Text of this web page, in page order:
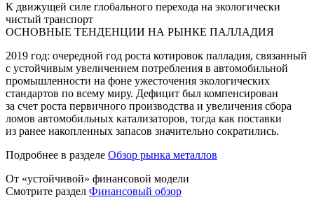
К движущей силе глобального перехода на экологически
чистый транспорт
ОСНОВНЫЕ ТЕНДЕНЦИИ НА РЫНКЕ ПАЛЛАДИЯ
2019 год: очередной год роста котировок палладия, связанный
с устойчивым увеличением потребления в автомобильной
промышленности на фоне ужесточения экологических
стандартов по всему миру. Дефицит был компенсирован
за счет роста первичного производства и увеличения сбора
ломов автомобильных катализаторов, тогда как поставки
из ранее накопленных запасов значительно сократились.
Подробнее в разделе Обзор рынка металлов
От «устойчивой» финансовой модели
Смотрите раздел Финансовый обзор